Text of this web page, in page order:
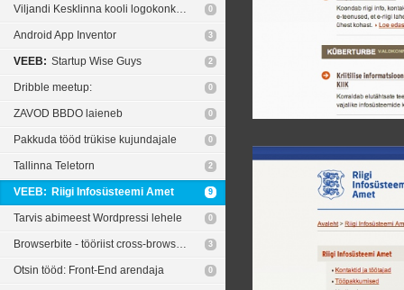
Viljandi Kesklinna kooli logokonkurss 0
Android App Inventor 3
VEEB: Startup Wise Guys 2
Dribble meetup: 0
ZAVOD BBDO laieneb 0
Pakkuda tööd trükise kujundajale 0
Tallinna Teletorn 2
VEEB: Riigi Infosüsteemi Amet 9
Tarvis abimeest Wordpressi lehele 0
Browserbite - tööriist cross-browser vigade leidmiseks 3
Otsin tööd: Front-End arendaja 0